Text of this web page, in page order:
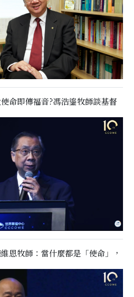
使命即傳福音?馮浩鎏牧師談基督
恩牧師：當什麼都是「使命」，